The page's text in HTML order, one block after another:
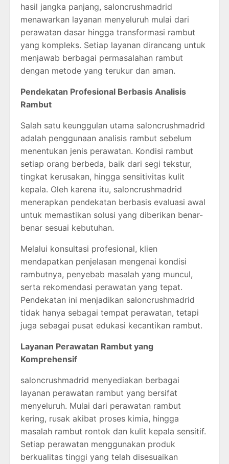
hasil jangka panjang, saloncrushmadrid
menawarkan layanan menyeluruh mulai dari
perawatan dasar hingga transformasi rambut
yang kompleks. Setiap layanan dirancang untuk
menjawab berbagai permasalahan rambut
dengan metode yang terukur dan aman.
Pendekatan Profesional Berbasis Analisis
Rambut
Salah satu keunggulan utama saloncrushmadrid
adalah penggunaan analisis rambut sebelum
menentukan jenis perawatan. Kondisi rambut
setiap orang berbeda, baik dari segi tekstur,
tingkat kerusakan, hingga sensitivitas kulit
kepala. Oleh karena itu, saloncrushmadrid
menerapkan pendekatan berbasis evaluasi awal
untuk memastikan solusi yang diberikan benar-
benar sesuai kebutuhan.
Melalui konsultasi profesional, klien
mendapatkan penjelasan mengenai kondisi
rambutnya, penyebab masalah yang muncul,
serta rekomendasi perawatan yang tepat.
Pendekatan ini menjadikan saloncrushmadrid
tidak hanya sebagai tempat perawatan, tetapi
juga sebagai pusat edukasi kecantikan rambut.
Layanan Perawatan Rambut yang
Komprehensif
saloncrushmadrid menyediakan berbagai
layanan perawatan rambut yang bersifat
menyeluruh. Mulai dari perawatan rambut
kering, rusak akibat proses kimia, hingga
masalah rambut rontok dan kulit kepala sensitif.
Setiap perawatan menggunakan produk
berkualitas tinggi yang telah disesuaikan